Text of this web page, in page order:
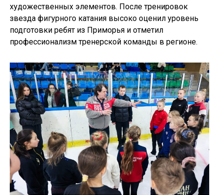
художественных элементов. После тренировок
звезда фигурного катания высоко оценил уровень
подготовки ребят из Приморья и отметил
профессионализм тренерской команды в регионе.